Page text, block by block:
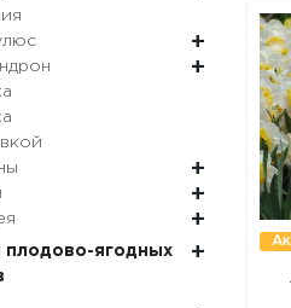
ягодных